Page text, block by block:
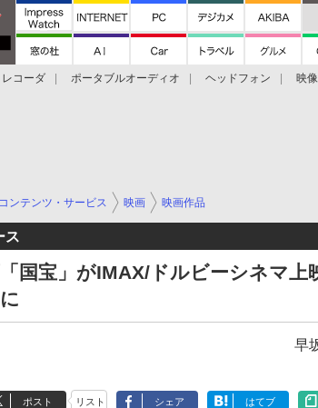
レコーダ ポータブルオーディオ ヘッドフォン 映
コンテンツ・サービス 映画 映画作品
ス
国宝」がIMAX/ドルビーシネマ
早
ポスト リスト シェア はてブ